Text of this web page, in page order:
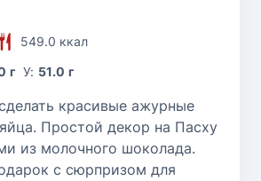
549.0 ккал
г У: 51.0 г
красивые ажурные
Простой декор на Пасху
из молочного шоколада.
с сюрпризом для